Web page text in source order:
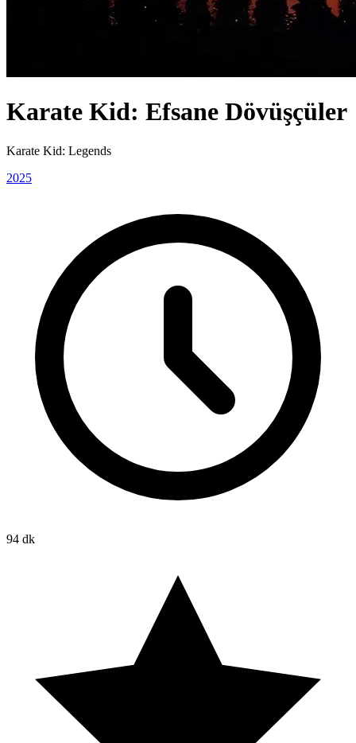
Karate Kid: Efsane Dövüşçüler
Karate Kid: Legends
2025
94 dk